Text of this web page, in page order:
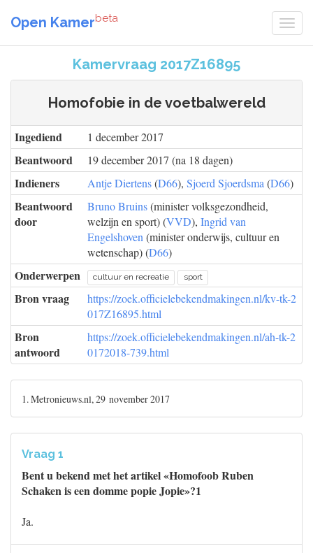
Open Kamerbeta
Kamervraag 2017Z16895
Homofobie in de voetbalwereld
Ingediend 1 december 2017
Beantwoord 19 december 2017 (na 18 dagen)
Indieners Antje Diertens(D66), Sjoerd Sjoerdsma (D66)
Beantwoord
door
Bruno Bruins(minister volksgezondheid,
welzijn en sport) (VVD), Ingrid van
Engelshoven (minister onderwijs, cultuur en
wetenschap) (D66)
Onderwerpen cultuur en recreatie sport
Bron vraag
https://zoek.officielebekendmakingen.nl/kv-tk-2
017Z16895.html
Bron
antwoord
https://zoek.officielebekendmakingen.nl/ah-tk-2
0172018-739.html
1. Metronieuws.nl, 29 november 2017
Vraag 1
Bent u bekend met het artikel «Homofoob Ruben
Schaken is een domme popie Jopie»?1
Ja.